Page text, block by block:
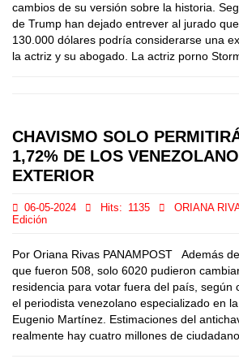
cambios de su versión sobre la historia.
de Trump han dejado entrever al jurado
130.000 dólares podría considerarse una
la actriz y su abogado. La actriz porno
CHAVISMO SOLO
1,72% DE LOS
EXTERIOR
06-05-2024 Hits: 1135 ORIANA
Edición
Por Oriana Rivas PANAMPOST Además
que fueron 508, solo 6020 pudieron
residencia para votar fuera del país, según
el periodista venezolano especializado en
Eugenio Martínez. Estimaciones del
realmente hay cuatro millones de